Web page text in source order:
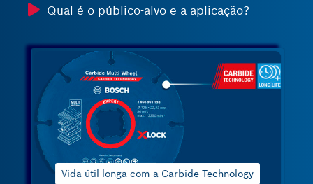
deformação da lâmina
115/125 mm economiza tempo na troca
do disco
Conveniente para algumas aplicações
por também estar disponível para mini
esmerilhadeiras angulares (diâmetro
de 76 mm)
Qual é o público-alvo e a aplicação?
útil longa com a Carbide Technology